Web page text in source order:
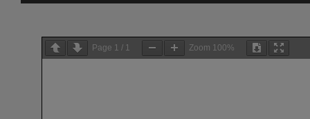
Page 1 / 1 Zoom 100%